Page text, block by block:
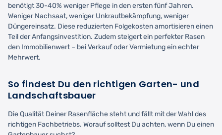
benötigt 30-40% weniger Pflege in den ersten fünf Jahren.
Weniger Nachsaat, weniger Unkrautbekämpfung, weniger
Düngereinsatz. Diese reduzierten Folgekosten amortisieren einen
Teil der Anfangsinvestition. Zudem steigert ein perfekter Rasen
den Immobilienwert – bei Verkauf oder Vermietung ein echter
Mehrwert.
So findest Du den richtigen Garten- und
Landschaftsbauer
Die Qualität Deiner Rasenfläche steht und fällt mit der Wahl des
richtigen Fachbetriebs. Worauf solltest Du achten, wenn Du einen